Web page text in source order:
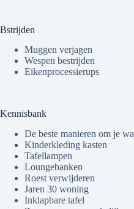
Bstrijden
Muggen verjagen
Wespen bestrijden
Eikenprocessierups
Kennisbank
De beste manieren om je
Kinderkleding kasten
Tafellampen
Loungebanken
Roest verwijderen
Jaren 30 woning
Inklapbare tafel